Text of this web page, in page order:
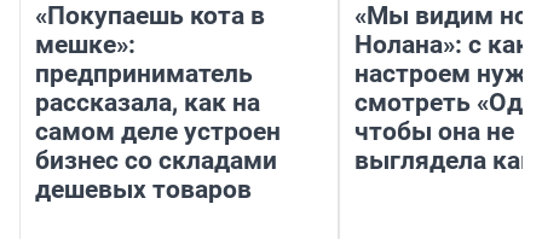
«Покупаешь кота в
мешке»:
предприниматель
рассказала, как на
самом деле устроен
бизнес со складами
дешевых товаров
«Мы видим
Нолана»: с
настроем
смотреть
чтобы она не
выглядела как